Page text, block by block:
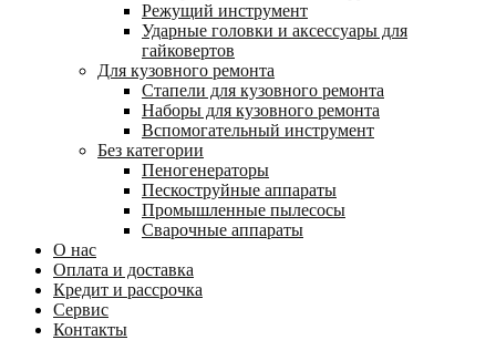
Режущий инструмент
Ударные головки и аксессуары для
гайковертов
Для кузовного ремонта
Стапели для кузовного ремонта
Наборы для кузовного ремонта
Вспомогательный инструмент
Без категории
Пеногенераторы
Пескоструйные аппараты
Промышленные пылесосы
Сварочные аппараты
О нас
Оплата и доставка
Кредит и рассрочка
Сервис
Контакты